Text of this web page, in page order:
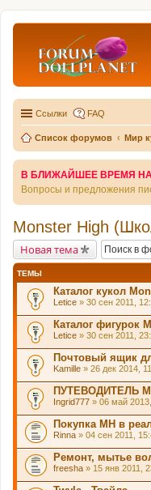
Ссылки FAQ
Список форумов Мир
В БЛИЖАЙШЕЕ ВРЕМЯ НА
Вопросы и предложения
Monster High
Новая тема
ТЕМЫ
Каталог кукол
Letice » 30 сен 2011,
Каталог фигурок
Letice » 30 сен 2011,
Почтовый ящик
Kamille » 26 дек 2014,
ПУТЕВОДИТЕЛЬ
Ingrid777 » 06 май
Покупка MH в
Rinna » 04 сен 2011,
Ремонт, мытье
freesha » 15 янв 2011,